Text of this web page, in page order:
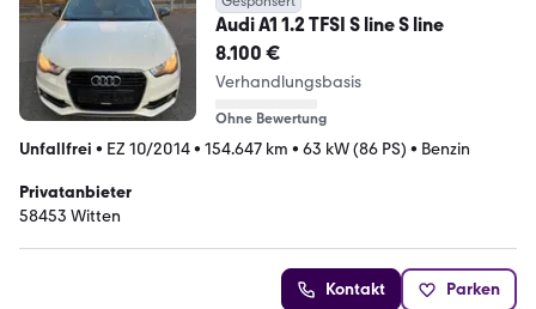
Audi A1 1.2 TFSI S line S line
8.100 €
Verhandlungsbasis
Ohne Bewertung
Unfallfrei • EZ 10/2014• 154.647 km • 63 kW (86 PS) • Benzin
Privatanbieter
58453 Witten
Kontakt Parken